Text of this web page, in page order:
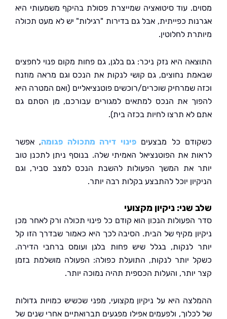
עוד סיטואציה שמייצרת פסולת בהיקף משמעותי היא
כפייתית, אבל גם בדירות "רגילות" יש לא מעט תכולה
לחלוטין.
היא נזק ניכר: גם בלגן, גם פחות מקום פנוי לחפצים
נחוצים, גם קושי לנקות את הנכס וגם מראה מוזנח
שמרחיק שוכרים/רוכשים פוטנציאליים (ואם המטרה היא
את הנכס למתאים למגורים עבורכם, מן הסתם גם
תרצו לחיות בכזה בית).
כל מבצעיםפינוי דירה מתכולה פגומה, אפשר
את הפוטנציאל האמיתי שלה. בנוסף ניתן לתכנן טוב
את המשך הפעולות להשבת הנכס למצב סביר, וגם
יוכל להתבצע בקלות רבה יותר.
ניקיון מקצועי
הנכון הוא קודם כל פינוי תכולה ורק לאחר מכן
מקיף של הבית. הסיבה לכך היא כאמור שבדרך הזו קל
לנקות, בגלל שיש פחות בלגן ועומס ברחבי הדירה.
יותר לנקות, התועלת כפולה: הפעולה מושלמת בזמן
והעלות הכספית תהיה נמוכה יותר.
היא על ניקיון מקצועי, מפני שכשיש כמויות גדולות
ולפעמים אפילו מפגעים תברואתיים אחרי שנים של